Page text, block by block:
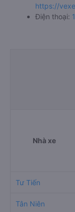
https://
Điện thoại:
Nhà xe
Tư Tiến
Tân Niên